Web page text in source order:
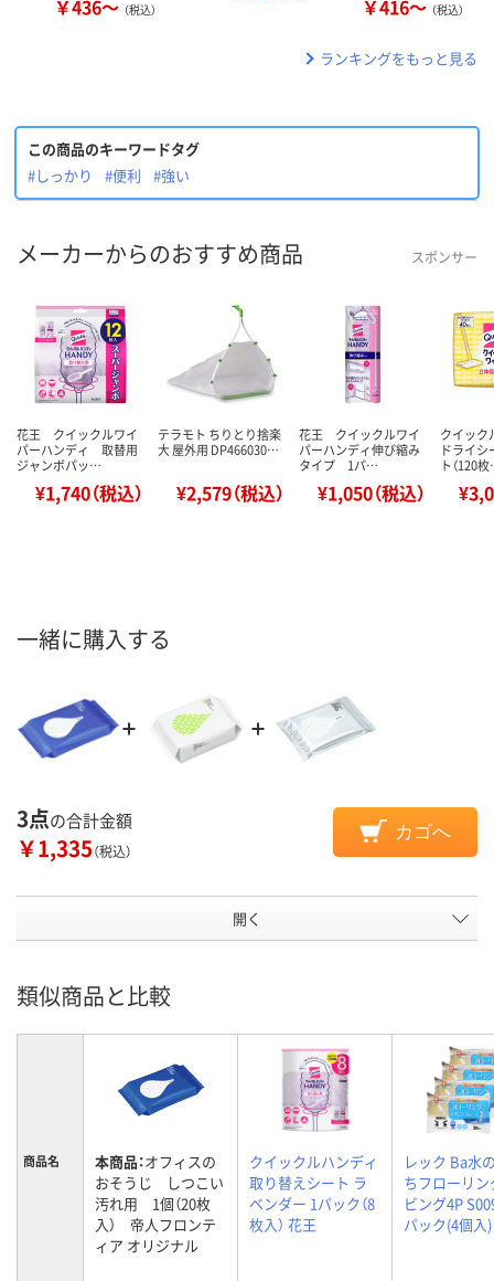
￥436～ （税込） ￥416～ （税込）
ランキングをもっと見る
この商品のキーワードタグ
#しっかり
#便利 #強い
メーカーからのおすすめ商品 スポンサー
花王 クイックルワイ
パーハンディ 取替用
ジャンボパッ…
¥1,740（税込）
テラモト ちりとり捨楽
大 屋外用 DP466030…
¥2,579（税込）
花王 クイックルワイ
パーハンディ伸び縮み
タイプ 1パ…
¥1,050（税込）
クイッ
ドライ
ト（120
一緒に購入する
3点の合計金額
￥1,335（税込）
カゴへ
開く
類似商品と比較
商品名 本商品：オフィスの
おそうじ しつこい
汚れ用 1個（20枚
入） 帝人フロンテ
ィア オリジナル
クイックルハンディ
取り替えシート ラ
ベンダー 1パック（8
枚入） 花王
レック Ba水
ちフローリ
ビング4P
パック(4個入)